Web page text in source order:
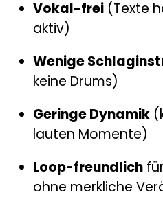
Vokal-frei (Texte
aktiv)
Wenige
keine Drums)
Geringe Dynamik
lauten Momente)
Loop-freundlich
ohne merkliche